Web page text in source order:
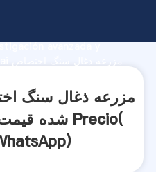
avanzada y
clientes.
شده قیمت و مدل سنگ شکن Precio(
)